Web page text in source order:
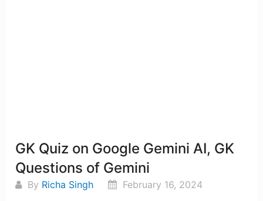
GK Quiz on Google Gemini AI, GK
Questions of Gemini
By Richa Singh February 16, 2024